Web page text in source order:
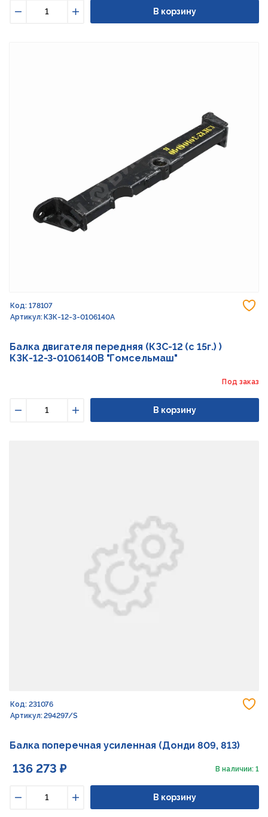
Увеличить
В корзину
Код: 178107
Артикул: КЗК-12-3-0106140А
Балка двигателя передняя (КЗС-12 (с 15г.) )
КЗК-12-3-0106140В "Гомсельмаш"
Под заказ
Увеличить
В корзину
Код: 231076
Артикул: 294297/S
Балка поперечная усиленная (Донди 809, 813)
136 273 ₽ В наличии: 1
Увеличить
В корзину